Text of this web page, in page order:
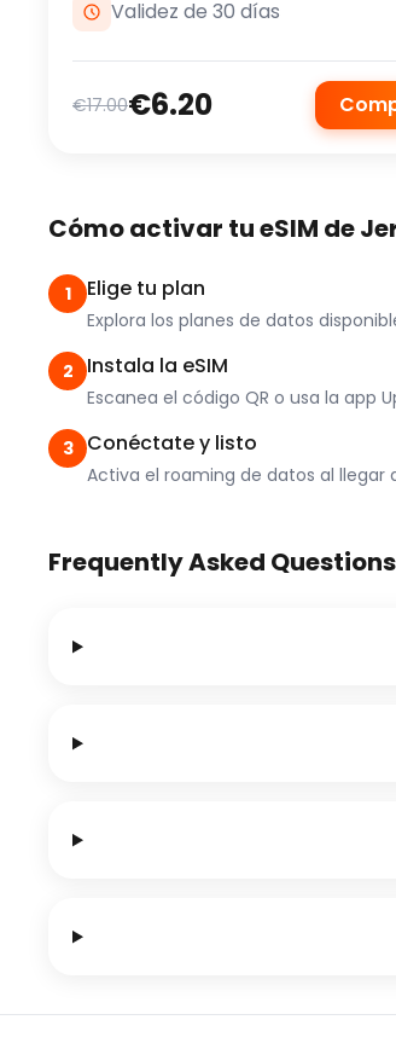
Validez de 30 días
€17.00€6.20
Cómo activar tu eSIM de
1 Elige tu plan
Explora los planes de datos
2 Instala la eSIM
Escanea el código QR o usa la app
3 Conéctate y listo
Activa el roaming de datos al
Frequently Asked Questions